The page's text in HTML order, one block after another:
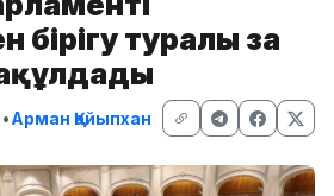
туралы заң
•Арман Қайыпхан